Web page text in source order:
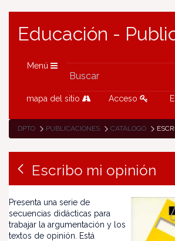
Educación -
Menú
mapa del sitio Acceso
DPTO PUBLICACIONES CATÁLOGO
Escribo mi opinión
Presenta una serie de
secuencias didácticas para
trabajar la argumentación y los
textos de opinión. Está